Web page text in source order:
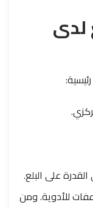
لدى
على البلع.
للأدوية. ومن